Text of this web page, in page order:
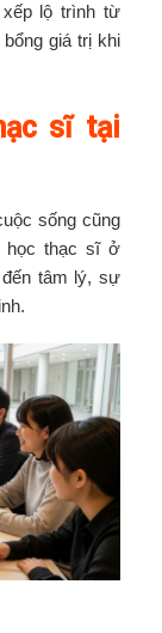
lộ trình từ
giá trị khi
sĩ tại
sống cũng
học thạc sĩ ở
tâm lý, sự